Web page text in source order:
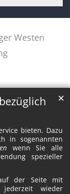
bieten. Dazu
in sogenannten
wenn Sie alle
spezieller
der Seite mit
wieder
✕
Westen